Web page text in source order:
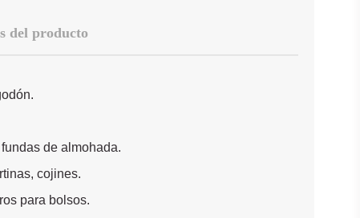
del producto
de almohada.
cojines.
para bolsos.